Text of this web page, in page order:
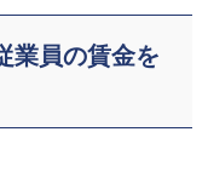
業員の賃金を